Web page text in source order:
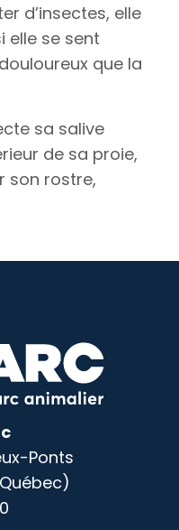
d’insectes, elle
elle se sent
que la
sa salive
de sa proie,
son rostre,
Ponts